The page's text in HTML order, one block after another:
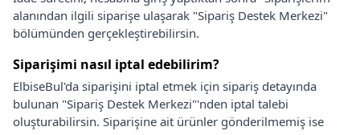
alanından ilgili siparişe ulaşarak "Sipariş Destek Merkezi"
bölümünden gerçekleştirebilirsin.
Siparişimi nasıl iptal edebilirim?
ElbiseBul'da siparişini iptal etmek için sipariş detayında
bulunan "Sipariş Destek Merkezi"'nden iptal talebi
oluşturabilirsin. Siparişine ait ürünler gönderilmemiş ise